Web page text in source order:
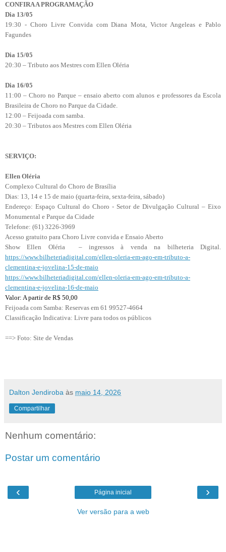
CONFIRA A PROGRAMAÇÃO
Dia 13/05
19:30 - Choro Livre Convida com Diana Mota, Victor Angeleas e Pablo
Fagundes
Dia 15/05
20:30 – Tributo aos Mestres com Ellen Oléria
Dia 16/05
11:00 – Choro no Parque – ensaio aberto com alunos e professores da Escola
Brasileira de Choro no Parque da Cidade.
12:00 – Feijoada com samba.
20:30 – Tributos aos Mestres com Ellen Oléria
SERVIÇO:
Ellen Oléria
Complexo Cultural do Choro de Brasília
Dias: 13, 14 e 15 de maio (quarta-feira, sexta-feira, sábado)
Endereço: Espaço Cultural do Choro - Setor de Divulgação Cultural – Eixo
Monumental e Parque da Cidade
Telefone: (61) 3226-3969
Acesso gratuito para Choro Livre convida e Ensaio Aberto
Show Ellen Oléria – ingressos à venda na bilheteria Digital.
https://www.bilheteriadigital.com/ellen-oleria-em-ago-em-tributo-a-
clementina-e-jovelina-15-de-maio
https://www.bilheteriadigital.com/ellen-oleria-em-ago-em-tributo-a-
clementina-e-jovelina-16-de-maio
Valor: A partir de R$ 50,00
Feijoada com Samba: Reservas em 61 99527-4664
Classificação Indicativa: Livre para todos os públicos
==> Foto: Site de Vendas
Dalton Jendiroba às maio 14, 2026
Compartilhar
Nenhum comentário:
Postar um comentário
‹ ›
Página inicial
Ver versão para a web